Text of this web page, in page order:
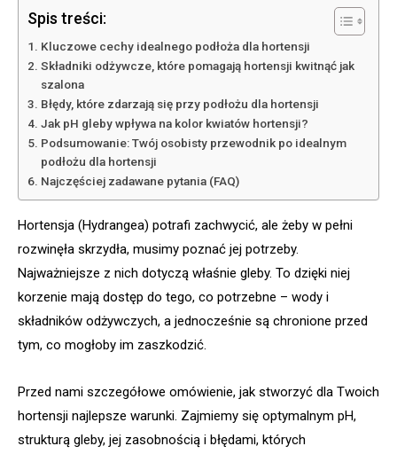
Spis treści:
Kluczowe cechy idealnego podłoża dla hortensji
Składniki odżywcze, które pomagają hortensji kwitnąć jak
szalona
Błędy, które zdarzają się przy podłożu dla hortensji
Jak pH gleby wpływa na kolor kwiatów hortensji?
Podsumowanie: Twój osobisty przewodnik po idealnym
podłożu dla hortensji
Najczęściej zadawane pytania (FAQ)
Hortensja (Hydrangea) potrafi zachwycić, ale żeby w pełni
rozwinęła skrzydła, musimy poznać jej potrzeby.
Najważniejsze z nich dotyczą właśnie gleby. To dzięki niej
korzenie mają dostęp do tego, co potrzebne – wody i
składników odżywczych, a jednocześnie są chronione przed
tym, co mogłoby im zaszkodzić.
Przed nami szczegółowe omówienie, jak stworzyć dla Twoich
hortensji najlepsze warunki. Zajmiemy się optymalnym pH,
strukturą gleby, jej zasobnością i błędami, których